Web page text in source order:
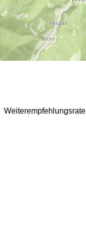
Weiterempfehlungsrate